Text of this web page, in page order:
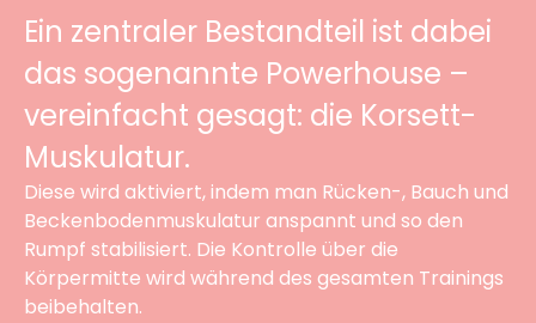
Ein zentraler Bestandteil ist dabei
das sogenannte Powerhouse –
vereinfacht gesagt: die Korsett-
Muskulatur.
Diese wird aktiviert, indem man Rücken-, Bauch und
Beckenbodenmuskulatur anspannt und so den
Rumpf stabilisiert. Die Kontrolle über die
Körpermitte wird während des gesamten Trainings
beibehalten.